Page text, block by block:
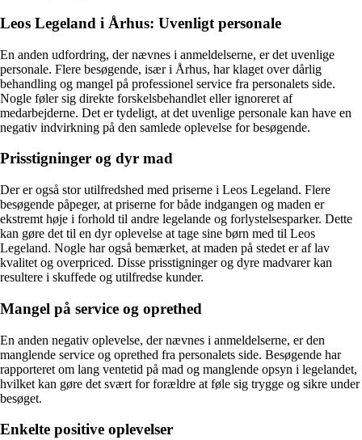
Leos Legeland i Århus: Uvenligt personale
En anden udfordring, der nævnes i anmeldelserne, er det uvenlige
personale. Flere besøgende, især i Århus, har klaget over dårlig
behandling og mangel på professionel service fra personalets side.
Nogle føler sig direkte forskelsbehandlet eller ignoreret af
medarbejderne. Det er tydeligt, at det uvenlige personale kan have en
negativ indvirkning på den samlede oplevelse for besøgende.
Prisstigninger og dyr mad
Der er også stor utilfredshed med priserne i Leos Legeland. Flere
besøgende påpeger, at priserne for både indgangen og maden er
ekstremt høje i forhold til andre legelande og forlystelsesparker. Dette
kan gøre det til en dyr oplevelse at tage sine børn med til Leos
Legeland. Nogle har også bemærket, at maden på stedet er af lav
kvalitet og overpriced. Disse prisstigninger og dyre madvarer kan
resultere i skuffede og utilfredse kunder.
Mangel på service og oprethed
En anden negativ oplevelse, der nævnes i anmeldelserne, er den
manglende service og oprethed fra personalets side. Besøgende har
rapporteret om lang ventetid på mad og manglende opsyn i legelandet,
hvilket kan gøre det svært for forældre at føle sig trygge og sikre under
besøget.
Enkelte positive oplevelser